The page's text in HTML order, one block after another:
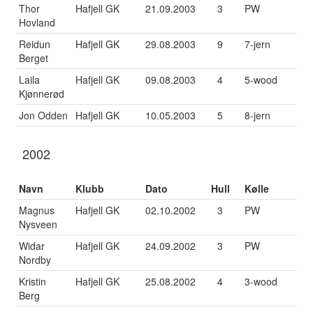
Thor
Hovland
Hafjell GK 21.09.2003 3 PW
Reidun
Berget
Hafjell GK 29.08.2003 9 7-jern
Laila
Kjønnerød
Hafjell GK 09.08.2003 4 5-wood
Jon Odden Hafjell GK 10.05.2003 5 8-jern
2002
Navn Klubb Dato Hull
Kølle
Magnus
Nysveen
Hafjell GK 02.10.2002 3 PW
Widar
Nordby
Hafjell GK 24.09.2002 3 PW
Kristin
Berg
Hafjell GK 25.08.2002 4 3-wood